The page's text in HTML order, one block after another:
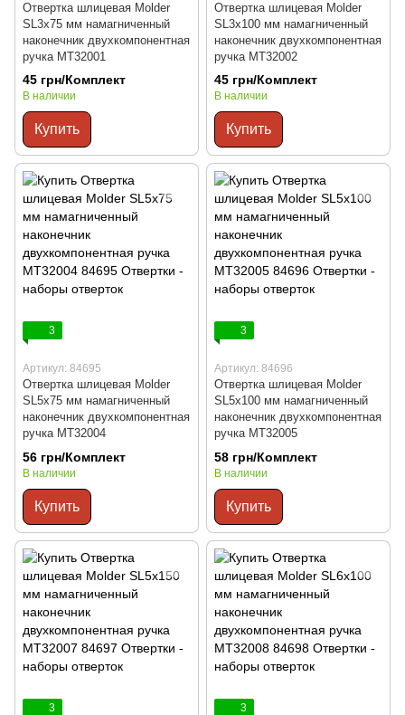
Отвертка шлицевая Molder
SL3x75 мм намагниченный
наконечник двухкомпонентная
ручка MT32001
45 грн/Комплект
В наличии
Купить
Отвертка шлицевая Molder
SL3x100 мм намагниченный
наконечник двухкомпонентная
ручка MT32002
45 грн/Комплект
В наличии
Купить
3
Артикул: 84695
Отвертка шлицевая Molder
SL5x75 мм намагниченный
наконечник двухкомпонентная
ручка MT32004
56 грн/Комплект
В наличии
Купить
3
Артикул: 84696
Отвертка шлицевая Molder
SL5x100 мм намагниченный
наконечник двухкомпонентная
ручка MT32005
58 грн/Комплект
В наличии
Купить
3 3